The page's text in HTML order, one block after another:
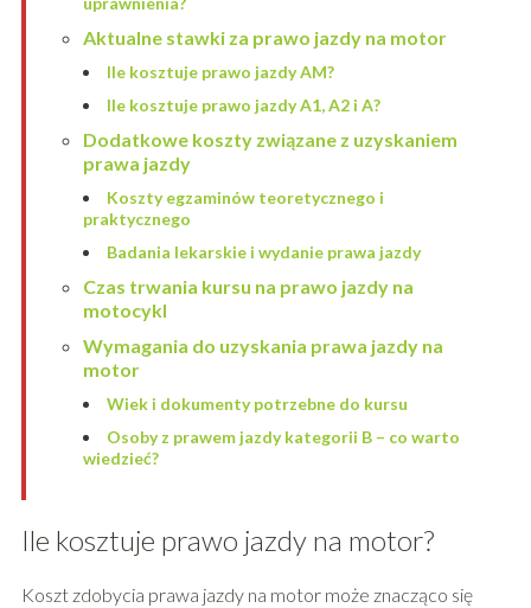
Aktualne stawki za prawo jazdy na motor
Ile kosztuje prawo jazdy AM?
Ile kosztuje prawo jazdy A1, A2 i A?
Dodatkowe koszty związane z uzyskaniem
prawa jazdy
Koszty egzaminów teoretycznego i
praktycznego
Badania lekarskie i wydanie prawa jazdy
Czas trwania kursu na prawo jazdy na
motocykl
Wymagania do uzyskania prawa jazdy na
motor
Wiek i dokumenty potrzebne do kursu
Osoby z prawem jazdy kategorii B – co warto
wiedzieć?
Ile kosztuje prawo jazdy na motor?
Koszt zdobycia prawa jazdy na motor może znacząco się